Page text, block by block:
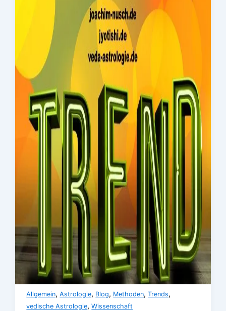
Allgemein,Astrologie, Blog, Methoden,Trends,
vedische Astrologie,Wissenschaft